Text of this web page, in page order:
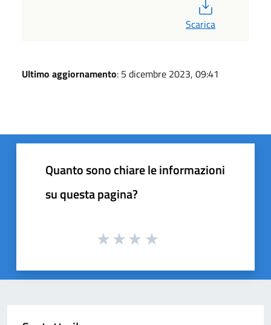
Scarica
Ultimo aggiornamento: 5 dicembre 2023, 09:41
Quanto sono chiare le informazioni
su questa pagina?